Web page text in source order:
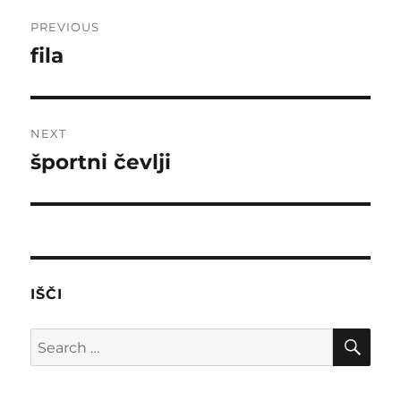
navigation
PREVIOUS
Previous
fila
NEXT
Next
športni čevlji
IŠČI
Search
for: